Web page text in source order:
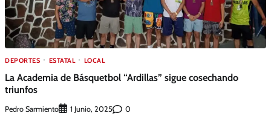
DEPORTES ESTATAL LOCAL
La Academia de Básquetbol “Ardillas” sigue cosechando
triunfos
Pedro Sarmiento 1 Junio, 2025 0